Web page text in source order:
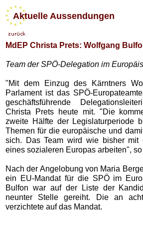
Aktuelle Aussendungen
MdEP Christa Prets: Wolfgang
Team der SPÖ-Delegation im
"Mit dem Einzug des Kärntners
Parlament ist das SPÖ-
geschäftsführende
Christa Prets heute mit. "Die
zweite Hälfte der Legislaturperiode
Themen für die europäische und
sich. Das Team wird wie bisher mit
eines sozialeren Europas arbeiten", so
Nach der Angelobung von Maria
ein EU-Mandat für die SPÖ im
Bulfon war auf der Liste der
neunter Stelle gereiht. Die an
verzichtete auf das Mandat.